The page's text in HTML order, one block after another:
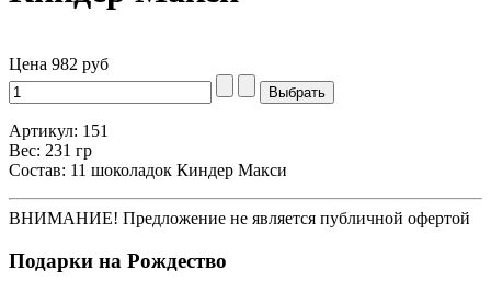
Цена 982 руб
Артикул: 151
Вес: 231 гр
Состав: 11 шоколадок Киндер Макси
ВНИМАНИЕ! Предложение не является публичной офертой
Подарки на Рождество